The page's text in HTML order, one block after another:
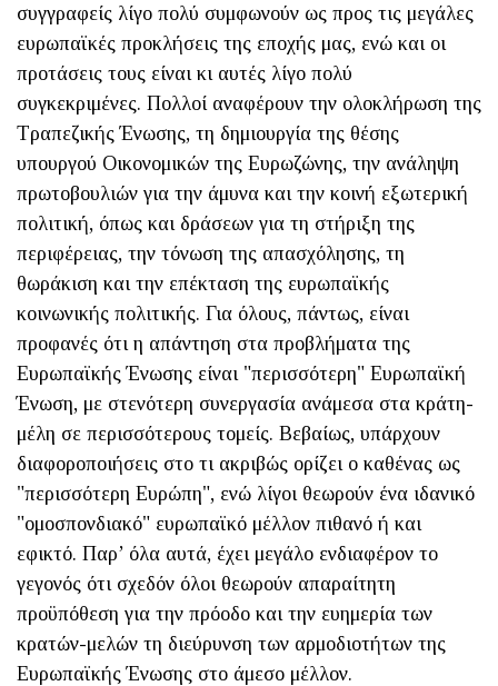
συγγραφείς λίγο πολύ συμφωνούν ως προς τις μεγάλες
ευρωπαϊκές προκλήσεις της εποχής μας, ενώ και οι
προτάσεις τους είναι κι αυτές λίγο πολύ
συγκεκριμένες. Πολλοί αναφέρουν την ολοκλήρωση της
Τραπεζικής Ένωσης, τη δημιουργία της θέσης
υπουργού Οικονομικών της Ευρωζώνης, την ανάληψη
πρωτοβουλιών για την άμυνα και την κοινή εξωτερική
πολιτική, όπως και δράσεων για τη στήριξη της
περιφέρειας, την τόνωση της απασχόλησης, τη
θωράκιση και την επέκταση της ευρωπαϊκής
κοινωνικής πολιτικής. Για όλους, πάντως, είναι
προφανές ότι η απάντηση στα προβλήματα της
Ευρωπαϊκής Ένωσης είναι "περισσότερη" Ευρωπαϊκή
Ένωση, με στενότερη συνεργασία ανάμεσα στα κράτη-
μέλη σε περισσότερους τομείς. Βεβαίως, υπάρχουν
διαφοροποιήσεις στο τι ακριβώς ορίζει ο καθένας ως
"περισσότερη Ευρώπη", ενώ λίγοι θεωρούν ένα ιδανικό
"ομοσπονδιακό" ευρωπαϊκό μέλλον πιθανό ή και
εφικτό. Παρ’ όλα αυτά, έχει μεγάλο ενδιαφέρον το
γεγονός ότι σχεδόν όλοι θεωρούν απαραίτητη
προϋπόθεση για την πρόοδο και την ευημερία των
κρατών-μελών τη διεύρυνση των αρμοδιοτήτων της
Ευρωπαϊκής Ένωσης στο άμεσο μέλλον.